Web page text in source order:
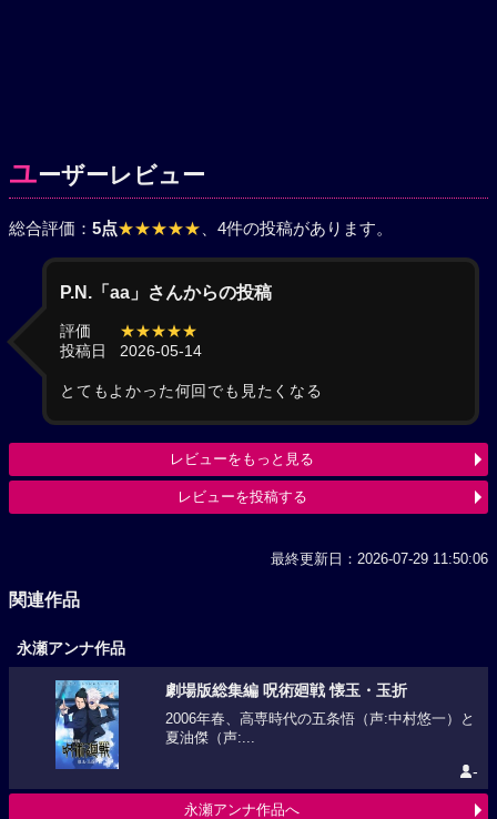
ユーザーレビュー
総合評価： 5点★★★★★ 、4件の投稿があります。
P.N.「aa」さんからの投稿
評価
★★★★★
投稿日
2026-05-14
とてもよかった何回でも見たくなる
レビューをもっと見る
レビューを投稿する
最終更新日：2026-07-29 11:50:06
関連作品
永瀬アンナ作品
劇場版総集編 呪術廻戦 懐玉・玉折
2006年春、高専時代の五条悟（声:中村悠一）と
夏油傑（声:...
-
永瀬アンナ作品へ